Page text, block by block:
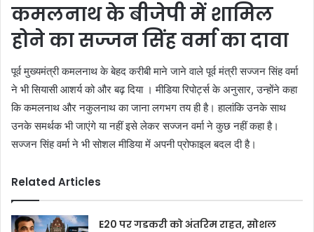
कमलनाथ के बीजेपी में शामिल
होने का सज्जन सिंह वर्मा का दावा
पूर्व मुख्यमंत्री कमलनाथ के बेहद करीबी माने जाने वाले पूर्व मंत्री सज्जन सिंह वर्मा
ने भी सियासी आशर्य को और बढ़ दिया । मीडिया रिपोर्ट्स के अनुसार, उन्होंने कहा
कि कमलनाथ और नकुलनाथ का जाना लगभग तय ही है। हालांकि उनके साथ
उनके समर्थक भी जाएंगे या नहीं इसे लेकर सज्जन वर्मा ने कुछ नहीं कहा है।
सज्जन सिंह वर्मा ने भी सोशल मीडिया में अपनी प्रोफाइल बदल दी है।
Related Articles
E20 पर गडकरी को अंतरिम राहत, सोशल